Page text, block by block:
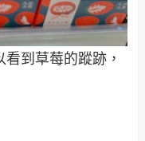
到草莓的蹤跡，